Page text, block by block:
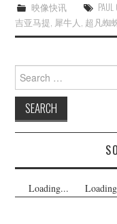
映像快讯 PAUL
吉亚马提, 犀牛人, 超凡蜘
Search
for:
Loading...